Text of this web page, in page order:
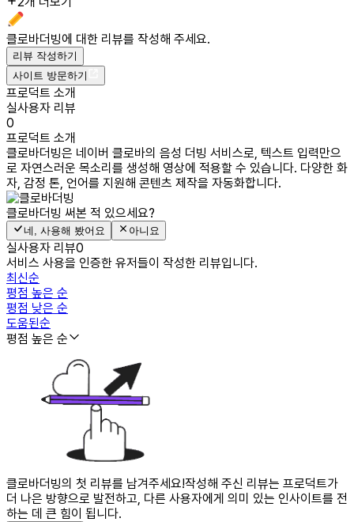
클로바더빙에 대한 리뷰를 작성해 주세요.
리뷰 작성하기
사이트 방문하기
프로덕트 소개
실사용자 리뷰
0
프로덕트 소개
클로바더빙은 네이버 클로바의 음성 더빙 서비스로, 텍스트 입력만으
로 자연스러운 목소리를 생성해 영상에 적용할 수 있습니다. 다양한 화
자, 감정 톤, 언어를 지원해 콘텐츠 제작을 자동화합니다.
클로바더빙 써본 적 있으세요?
네, 사용해 봤어요 아니요
실사용자 리뷰0
서비스 사용을 인증한 유저들이 작성한 리뷰입니다.
최신순
평점 높은 순
평점 낮은 순
도움된순
평점 높은 순
클로바더빙의 첫 리뷰를 남겨주세요!작성해 주신 리뷰는 프로덕트가
더 나은 방향으로 발전하고, 다른 사용자에게 의미 있는 인사이트를 전
하는 데 큰 힘이 됩니다.